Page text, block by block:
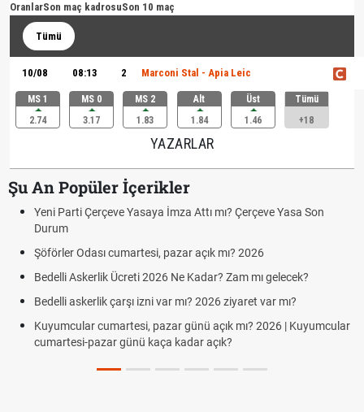
OranlarSon maç kadrosuSon 10 maç
Tümü
10/08 08:13 2 Marconi Stal - Apia Leic
MS 1
2.74
MS 0
3.17
MS 2
1.83
Alt
1.84
Üst
1.46
Tümü
+18
YAZARLAR
Şu An Popüler İçerikler
Yeni Parti Çerçeve Yasaya İmza Attı mı? Çerçeve Yasa Son
Durum
Şöförler Odası cumartesi, pazar açık mı? 2026
Bedelli Askerlik Ücreti 2026 Ne Kadar? Zam mı gelecek?
Bedelli askerlik çarşı izni var mı? 2026 ziyaret var mı?
Kuyumcular cumartesi, pazar günü açık mı? 2026 | Kuyumcular
cumartesi-pazar günü kaça kadar açık?